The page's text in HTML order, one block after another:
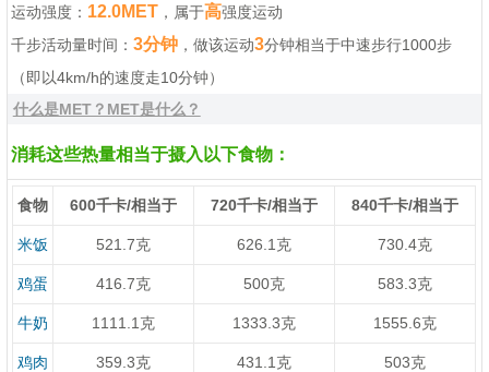
运动强度： 12.0MET ，属于高强度运动
千步活动量时间：3分钟 ，做该运动3分钟相当于中速步行1000步
（即以4km/h的速度走10分钟）
什么是MET？MET是什么？
消耗这些热量相当于摄入以下食物：
食物 600千卡/相当于 720千卡/相当于 840千卡/相当于
米饭 521.7克 626.1克 730.4克
鸡蛋 416.7克 500克 583.3克
牛奶 1111.1克 1333.3克 1555.6克
鸡肉 359.3克 431.1克 503克